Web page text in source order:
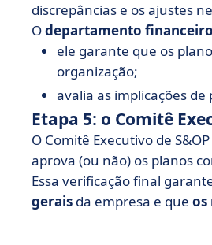
discrepâncias e os ajustes
Odepartamento financeiro
ele garante que os
organização;
avalia as implicações
Etapa 5: o Comitê
O Comitê Executivo de
aprova (ou não) os planos
Essa verificação final
gerais da empresa e que os